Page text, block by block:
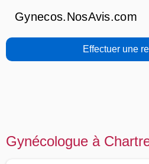
Gynecos.NosAvis.com
Effectuer une
Gynécologue à